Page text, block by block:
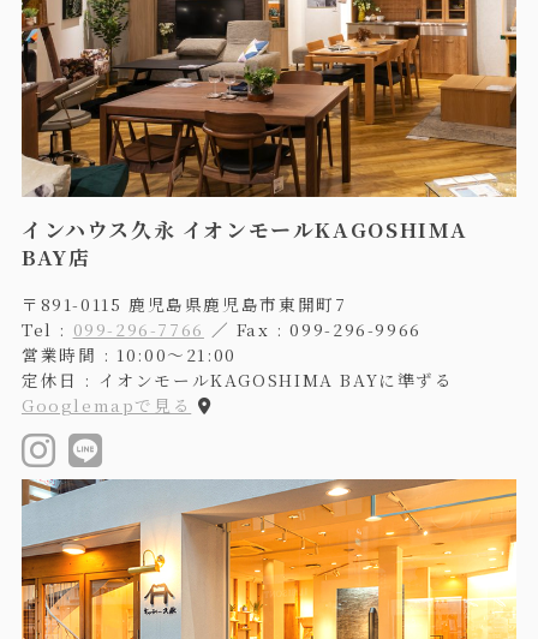
インハウス久永 イオンモールKAGOSHIMA
BAY店
〒891-0115 鹿児島県鹿児島市東開町7
Tel : 099-296-7766 ／ Fax : 099-296-9966
営業時間 : 10:00〜21:00
定休日 : イオンモールKAGOSHIMA BAYに準ずる
Googlemapで見る